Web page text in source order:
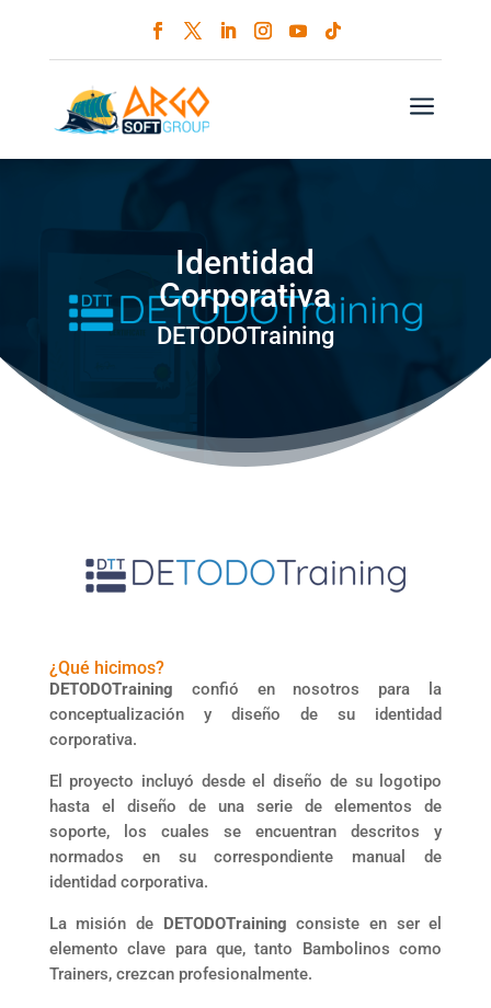
a
Identidad
Corporativa
DETODOTraining
¿Qué hicimos?
DETODOTraining confió en nosotros para la
conceptualización y diseño de su identidad
corporativa.
El proyecto incluyó desde el diseño de su logotipo
hasta el diseño de una serie de elementos de
soporte, los cuales se encuentran descritos y
normados en su correspondiente manual de
identidad corporativa.
La misión de DETODOTraining consiste en ser el
elemento clave para que, tanto Bambolinos como
Trainers, crezcan profesionalmente.